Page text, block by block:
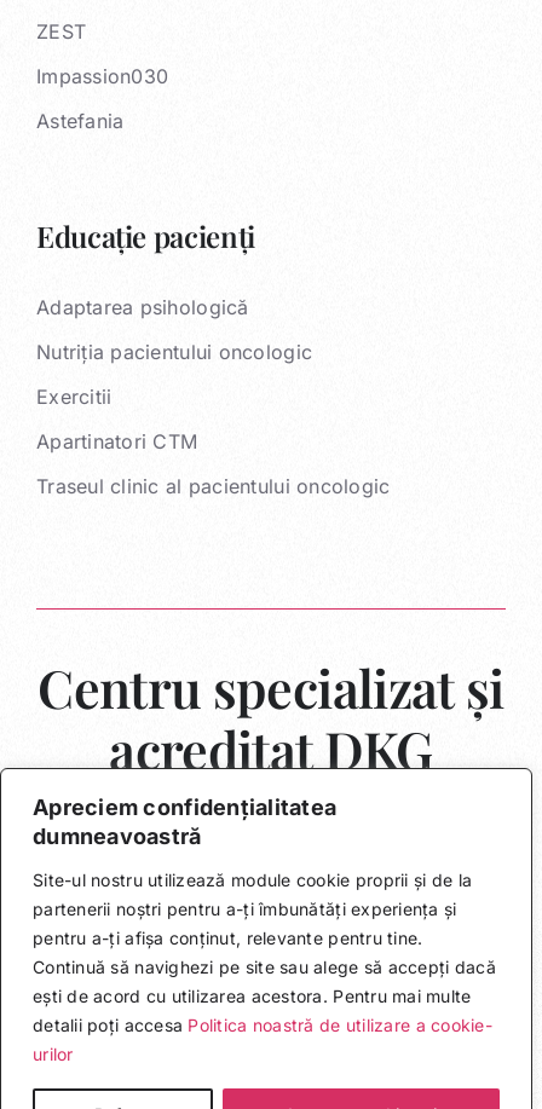
Apreciem confidențialitatea
dumneavoastră
Site-ul nostru utilizează module cookie proprii și de la
partenerii noștri pentru a-ți îmbunătăți experiența și
pentru a-ți afișa conținut, relevante pentru tine.
Continuă să navighezi pe site sau alege să accepți dacă
ești de acord cu utilizarea acestora. Pentru mai multe
detalii poți accesa Politica noastră de utilizare a cookie-
urilor
ZEST
Impassion030
Astefania
Educație pacienți
Adaptarea psihologică
Nutriția pacientului oncologic
Exercitii
Apartinatori CTM
Traseul clinic al pacientului oncologic
Centru specializat și
acreditat DKG
Termeni și Condiții | Politica de Confidențialitate |
Politica de Cookies